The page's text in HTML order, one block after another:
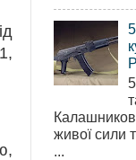
живої сили
...